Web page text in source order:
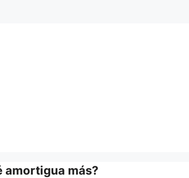
amortigua más?